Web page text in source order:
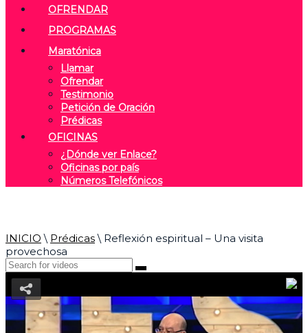
OFRENDAR
PROGRAMAS
Maratónica
Llamar
Ofrendar
Testimonio
Petición de Oración
Prédicas
OFICINAS
¿Dónde ver Enlace?
Oficinas por país
Números Telefónicos
INICIO \ Prédicas\ Reflexión espiritual – Una visita
provechosa